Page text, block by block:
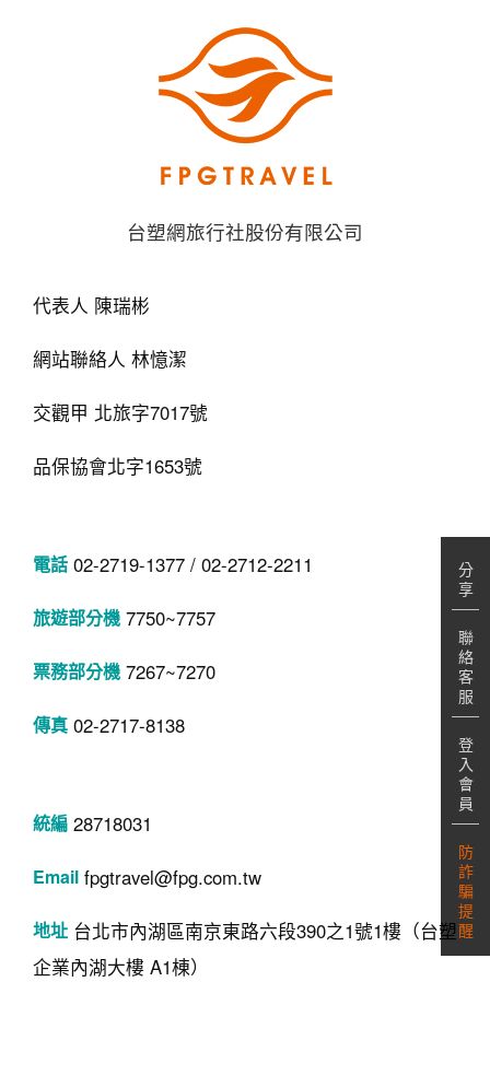
台塑網旅行社股份有限公司
代表人 陳瑞彬
網站聯絡人 林憶潔
交觀甲 北旅字7017號
品保協會北字1653號
02-2719-1377 / 02-2712-2211
7750~7757
7267~7270
02-2717-8138
28718031
fpgtravel@fpg.com.tw
台北市內湖區南京東路六段390之1號1樓（台塑
企業內湖大樓 A1棟）
分
享
聯
絡
客
服
登
入
會
員
防
詐
騙
提
醒